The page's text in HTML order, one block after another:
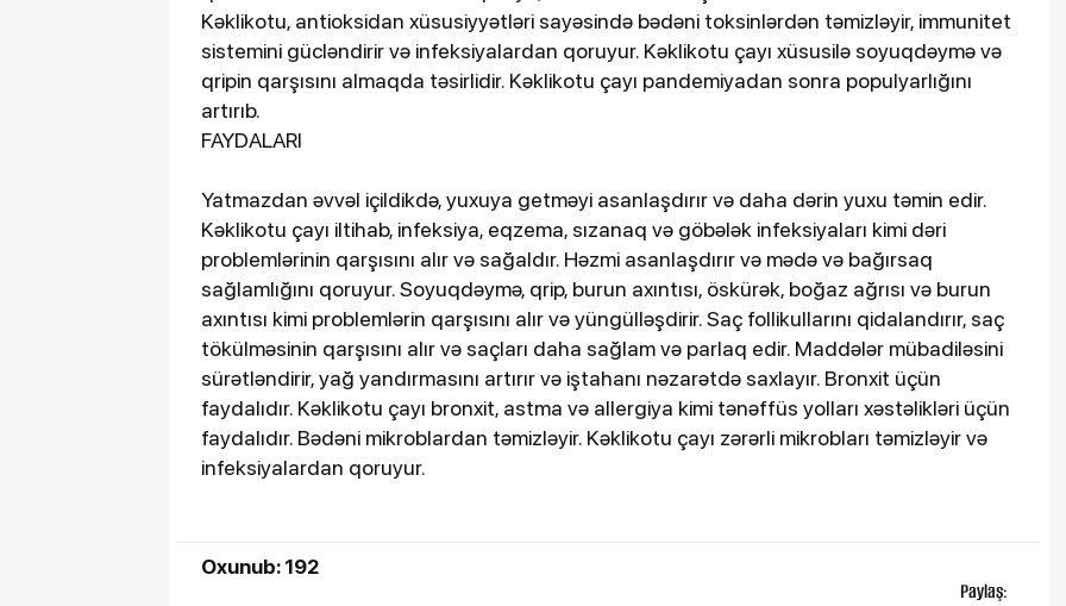
Kəklikotu, antioksidan xüsusiyyətləri sayəsində bədəni toksinlərdən təmizləyir, immunitet
sistemini gücləndirir və infeksiyalardan qoruyur. Kəklikotu çayı xüsusilə soyuqdəymə və
qripin qarşısını almaqda təsirlidir. Kəklikotu çayı pandemiyadan sonra populyarlığını
artırıb.
FAYDALARI
Yatmazdan əvvəl içildikdə, yuxuya getməyi asanlaşdırır və daha dərin yuxu təmin edir.
Kəklikotu çayı iltihab, infeksiya, eqzema, sızanaq və göbələk infeksiyaları kimi dəri
problemlərinin qarşısını alır və sağaldır. Həzmi asanlaşdırır və mədə və bağırsaq
sağlamlığını qoruyur. Soyuqdəymə, qrip, burun axıntısı, öskürək, boğaz ağrısı və burun
axıntısı kimi problemlərin qarşısını alır və yüngülləşdirir. Saç follikullarını qidalandırır, saç
tökülməsinin qarşısını alır və saçları daha sağlam və parlaq edir. Maddələr mübadiləsini
sürətləndirir, yağ yandırmasını artırır və iştahanı nəzarətdə saxlayır. Bronxit üçün
faydalıdır. Kəklikotu çayı bronxit, astma və allergiya kimi tənəffüs yolları xəstəlikləri üçün
faydalıdır. Bədəni mikroblardan təmizləyir. Kəklikotu çayı zərərli mikrobları təmizləyir və
infeksiyalardan qoruyur.
Oxunub: 192
Paylaş: